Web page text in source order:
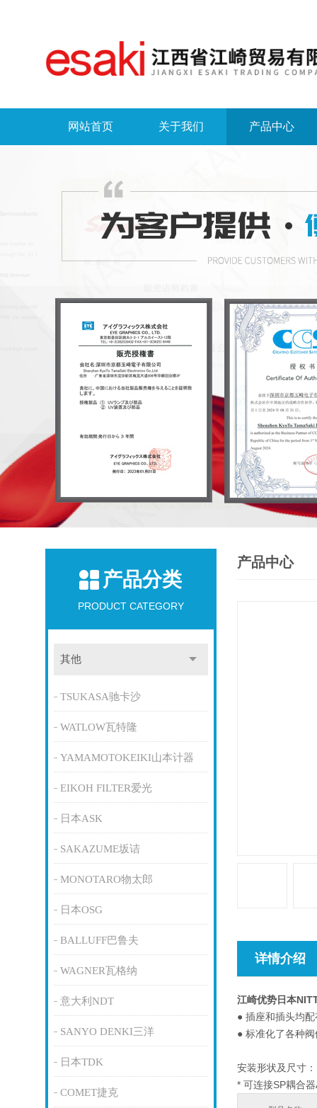
网站首页 关于我们 产品中心
产品分类
PRODUCT CATEGORY
其他
TSUKASA驰卡沙
WATLOW瓦特隆
YAMAMOTOKEIKI山本计器
EIKOH FILTER爱光
日本ASK
SAKAZUME坂诘
MONOTARO物太郎
日本OSG
BALLUFF巴鲁夫
WAGNER瓦格纳
意大利NDT
SANYO DENKI三洋
日本TDK
COMET捷克
产品中心
详情介绍
江崎优势日本
● 插座和插头均
● 标准化了各种
安装形状及尺寸
* 可连接SP耦合